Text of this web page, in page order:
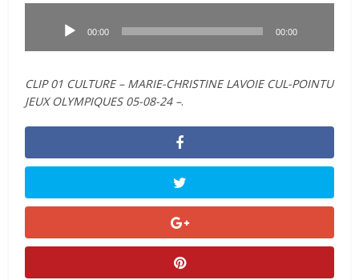
00:00 00:00
CLIP 01 CULTURE – MARIE-CHRISTINE LAVOIE CUL-POINTU
JEUX OLYMPIQUES 05-08-24 –.